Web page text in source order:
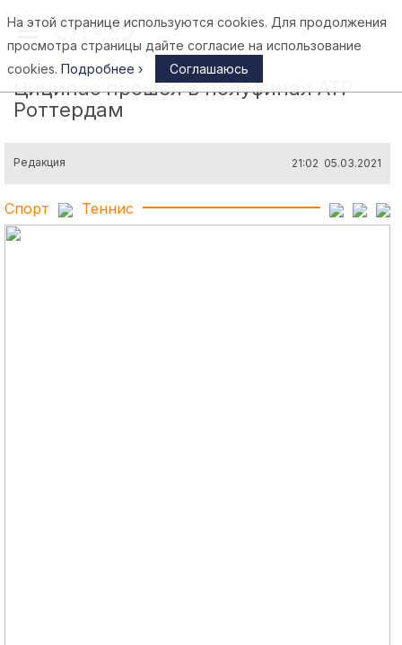
Афины
Циципас прошел в полуфинал ATP
Роттердам
Редакция 21:02 05.03.2021
Спорт Теннис
На этой странице используются cookies. Для продолжения
просмотра страницы дайте согласие на использование
cookies. Подробнее › Соглашаюсь